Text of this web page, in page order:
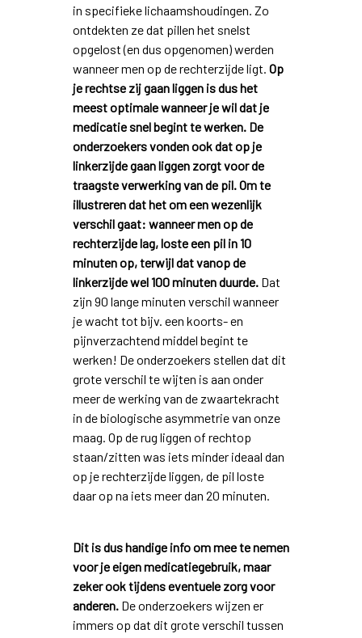
in specifieke lichaamshoudingen. Zo
ontdekten ze dat pillen het snelst
opgelost (en dus opgenomen) werden
wanneer men op de rechterzijde ligt. Op
je rechtse zij gaan liggen is dus het
meest optimale wanneer je wil dat je
medicatie snel begint te werken. De
onderzoekers vonden ook dat op je
linkerzijde gaan liggen zorgt voor de
traagste verwerking van de pil. Om te
illustreren dat het om een wezenlijk
verschil gaat: wanneer men op de
rechterzijde lag, loste een pil in 10
minuten op, terwijl dat vanop de
linkerzijde wel 100 minuten duurde.Dat
zijn 90 lange minuten verschil wanneer
je wacht tot bijv. een koorts- en
pijnverzachtend middel begint te
werken! De onderzoekers stellen dat dit
grote verschil te wijten is aan onder
meer de werking van de zwaartekracht
in de biologische asymmetrie van onze
maag. Op de rug liggen of rechtop
staan/zitten was iets minder ideaal dan
op je rechterzijde liggen, de pil loste
daar op na iets meer dan 20 minuten.
Dit is dus handige info om mee te nemen
voor je eigen medicatiegebruik, maar
zeker ook tijdens eventuele zorg voor
anderen.De onderzoekers wijzen er
immers op dat dit grote verschil tussen